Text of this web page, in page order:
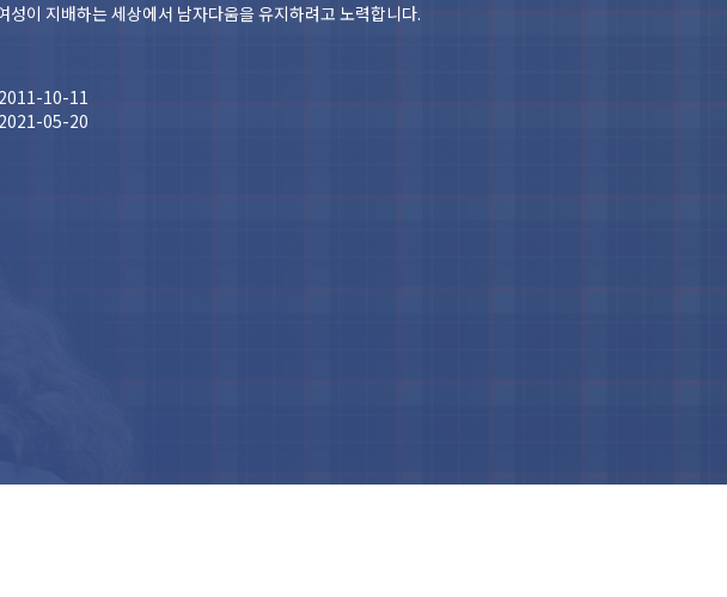
성이 지배하는 세상에서 남자다움을 유지하려고 노력합니다.
10-11
05-20